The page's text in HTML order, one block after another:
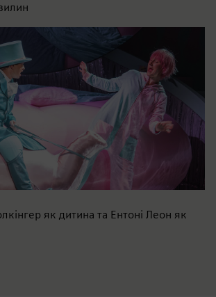
як дитина та Ентоні Леон як